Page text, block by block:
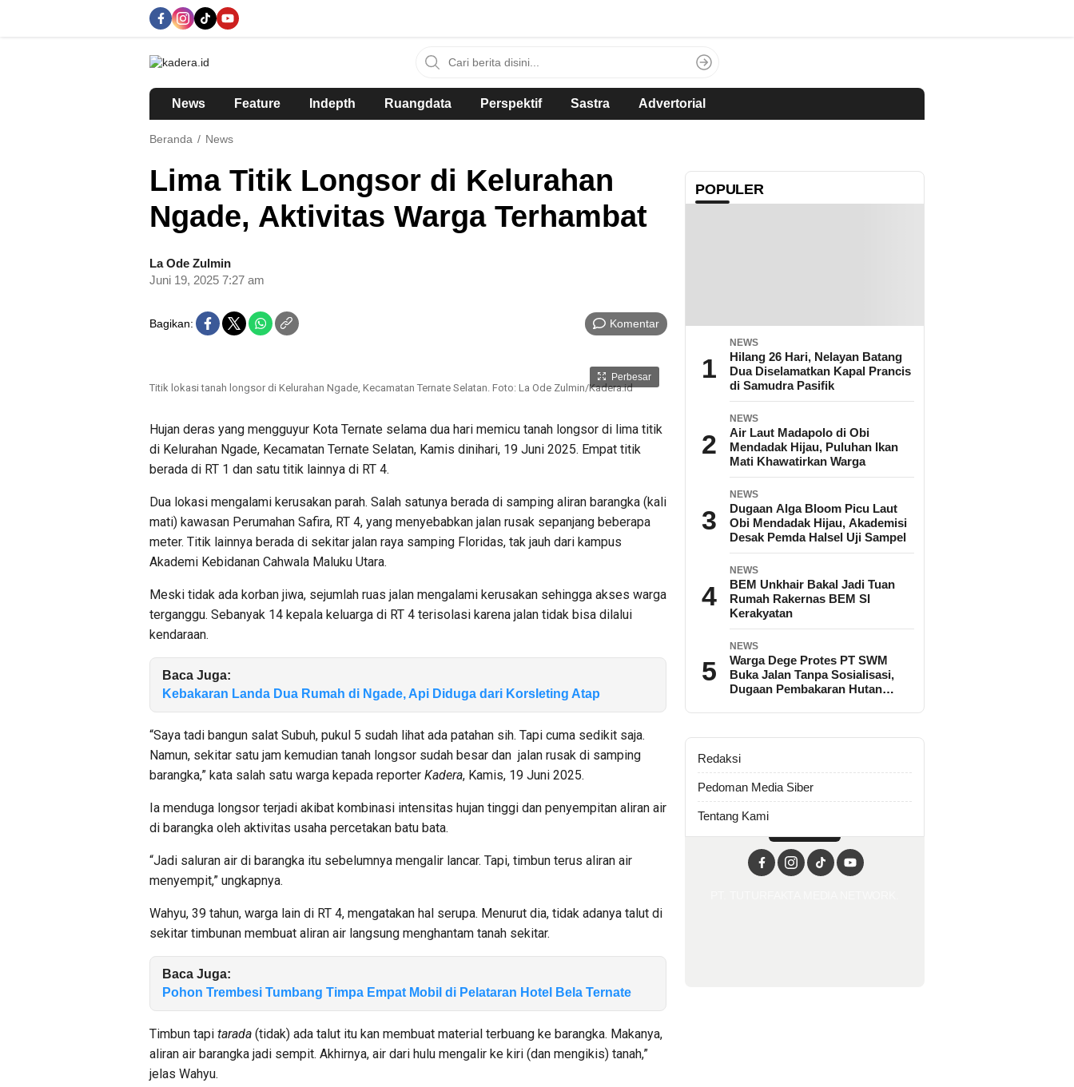
kadera.id
Tempat bertutur
News Feature Indepth Ruangdata Perspektif Sastra Advertorial
Beranda News
Lima Titik Longsor di Kelurahan
Ngade, Aktivitas Warga Terhambat
La Ode Zulmin
Juni 19, 2025 7:27 am
Bagikan: Komentar
Perbesar
Titik lokasi tanah longsor di Kelurahan Ngade, Kecamatan Ternate Selatan. Foto: La Ode Zulmin/Kadera.id
Hujan deras yang mengguyur Kota Ternate selama dua hari memicu tanah longsor di lima titik
di Kelurahan Ngade, Kecamatan Ternate Selatan, Kamis dinihari, 19 Juni 2025. Empat titik
berada di RT 1 dan satu titik lainnya di RT 4.
Dua lokasi mengalami kerusakan parah. Salah satunya berada di samping aliran barangka (kali
mati) kawasan Perumahan Safira, RT 4, yang menyebabkan jalan rusak sepanjang beberapa
meter. Titik lainnya berada di sekitar jalan raya samping Floridas, tak jauh dari kampus
Akademi Kebidanan Cahwala Maluku Utara.
Meski tidak ada korban jiwa, sejumlah ruas jalan mengalami kerusakan sehingga akses warga
terganggu. Sebanyak 14 kepala keluarga di RT 4 terisolasi karena jalan tidak bisa dilalui
kendaraan.
Baca Juga:
Kebakaran Landa Dua Rumah di Ngade, Api Diduga dari Korsleting Atap
“Saya tadi bangun salat Subuh, pukul 5 sudah lihat ada patahan sih. Tapi cuma sedikit saja.
Namun, sekitar satu jam kemudian tanah longsor sudah besar dan jalan rusak di samping
barangka,” kata salah satu warga kepada reporter Kadera, Kamis, 19 Juni 2025.
Ia menduga longsor terjadi akibat kombinasi intensitas hujan tinggi dan penyempitan aliran air
di barangka oleh aktivitas usaha percetakan batu bata.
“Jadi saluran air di barangka itu sebelumnya mengalir lancar. Tapi, timbun terus aliran air
menyempit,” ungkapnya.
Wahyu, 39 tahun, warga lain di RT 4, mengatakan hal serupa. Menurut dia, tidak adanya talut di
sekitar timbunan membuat aliran air langsung menghantam tanah sekitar.
Baca Juga:
Pohon Trembesi Tumbang Timpa Empat Mobil di Pelataran Hotel Bela Ternate
Timbun tapi tarada (tidak) ada talut itu kan membuat material terbuang ke barangka. Makanya,
aliran air barangka jadi sempit. Akhirnya, air dari hulu mengalir ke kiri (dan mengikis) tanah,”
jelas Wahyu.
POPULER
1
NEWS
Hilang 26 Hari, Nelayan Batang
Dua Diselamatkan Kapal Prancis
di Samudra Pasifik
2
NEWS
Air Laut Madapolo di Obi
Mendadak Hijau, Puluhan Ikan
Mati Khawatirkan Warga
3
NEWS
Dugaan Alga Bloom Picu Laut
Obi Mendadak Hijau, Akademisi
Desak Pemda Halsel Uji Sampel
4
NEWS
BEM Unkhair Bakal Jadi Tuan
Rumah Rakernas BEM SI
Kerakyatan
5
NEWS
Warga Dege Protes PT SWM
Buka Jalan Tanpa Sosialisasi,
Dugaan Pembakaran Hutan
Redaksi
Pedoman Media Siber
Tentang Kami